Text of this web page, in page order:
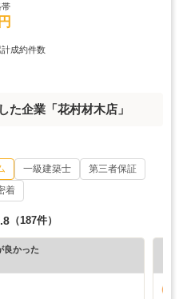
帯
成約件数
た企業「花村材木店」
一級建築士
第三者保証
着
（187件）
良かった